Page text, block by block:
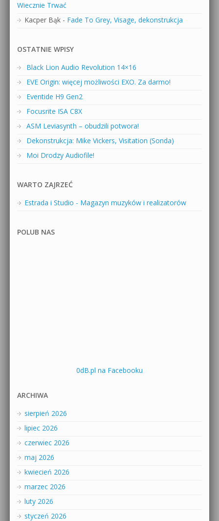
Wiecznie Trwać
Kacper Bąk - Fade To Grey, Visage, dekonstrukcja
OSTATNIE WPISY
Black Lion Audio Revolution 14×16
EVE Origin: więcej możliwości EXO. Za darmo!
Eventide H9 Gen2
Focusrite ISA C8X
ASM Leviasynth – obudzili potwora!
Dekonstrukcja: Mike Vickers, Visitation (Sonda)
Moi Drodzy Audiofile!
WARTO ZAJRZEĆ
Estrada i Studio - Magazyn muzyków i realizatorów
POLUB NAS
0dB.pl na Facebooku
ARCHIWA
sierpień 2026
lipiec 2026
czerwiec 2026
maj 2026
kwiecień 2026
marzec 2026
luty 2026
styczeń 2026